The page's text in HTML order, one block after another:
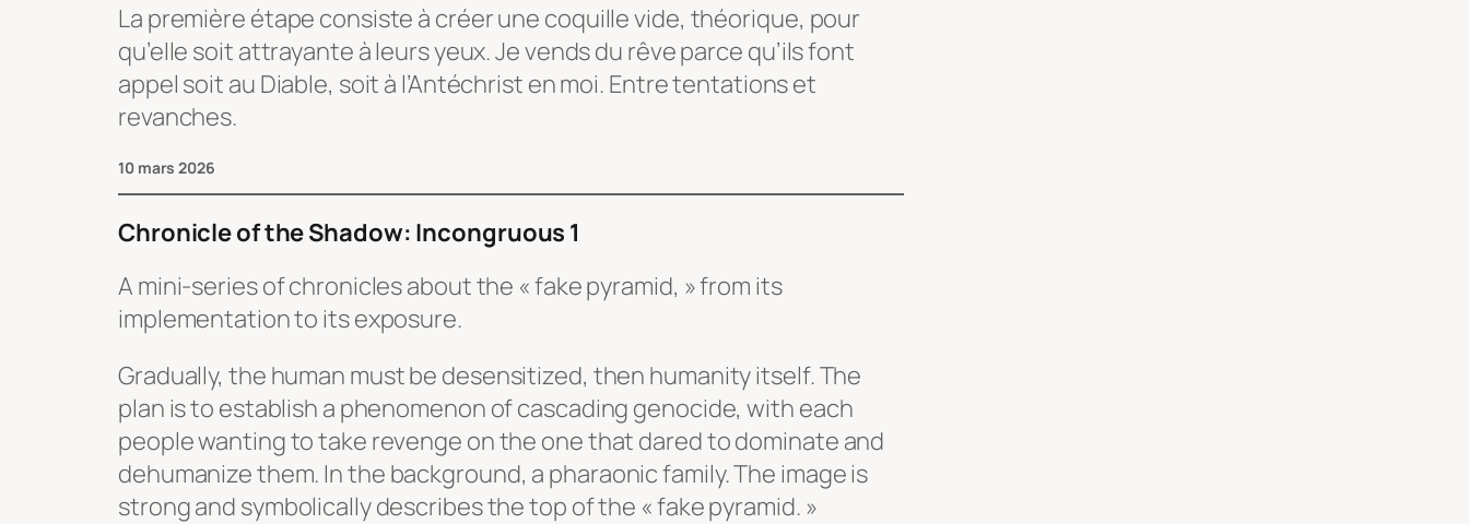
La première étape consiste à créer une coquille vide, théorique, pour
qu’elle soit attrayante à leurs yeux. Je vends du rêve parce qu’ils font
appel soit au Diable, soit à l’Antéchrist en moi. Entre tentations et
revanches.
10 mars 2026
Chronicle of the Shadow: Incongruous 1
A mini-series of chronicles about the « fake pyramid, » from its
implementation to its exposure.
Gradually, the human must be desensitized, then humanity itself. The
plan is to establish a phenomenon of cascading genocide, with each
people wanting to take revenge on the one that dared to dominate and
dehumanize them. In the background, a pharaonic family. The image is
strong and symbolically describes the top of the « fake pyramid. »